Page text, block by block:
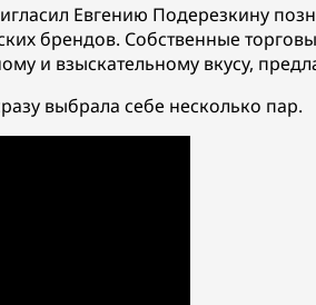
Евгению Подерезкину
брендов. Собственные
и взыскательному вкусу,
выбрала себе несколько пар.